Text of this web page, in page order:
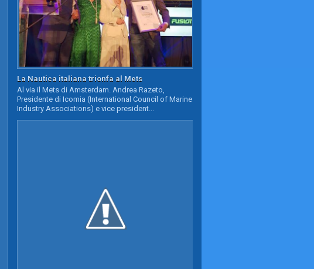
La Nautica italiana trionfa al Mets
Al via il Mets di Amsterdam. Andrea Razeto,
Presidente di Icomia (International Council of Marine
Industry Associations) e vice president...